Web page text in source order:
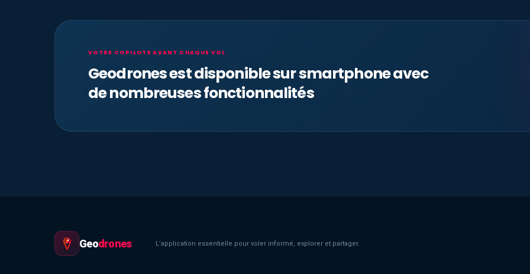
VOTRE COPILOTE AVANT CHAQUE VOL
Geodrones est disponible sur smartphone avec
de nombreuses fonctionnalités
Geodrones L’application essentielle pour voler informé, explorer et partager.